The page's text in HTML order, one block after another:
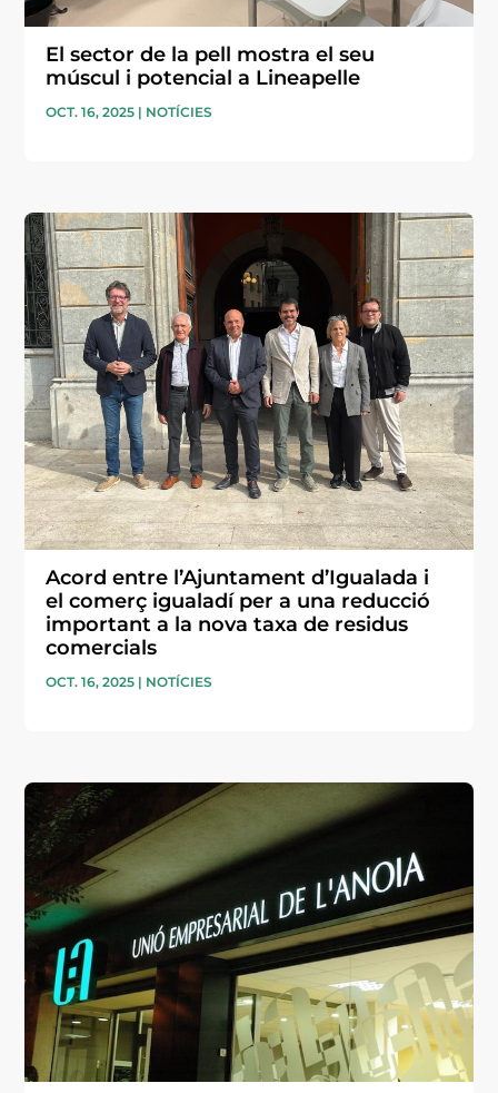
El sector de la pell mostra el seu
múscul i potencial a Lineapelle
OCT. 16, 2025 | NOTÍCIES
Acord entre l’Ajuntament d’Igualada i
el comerç igualadí per a una reducció
important a la nova taxa de residus
comercials
OCT. 16, 2025 | NOTÍCIES